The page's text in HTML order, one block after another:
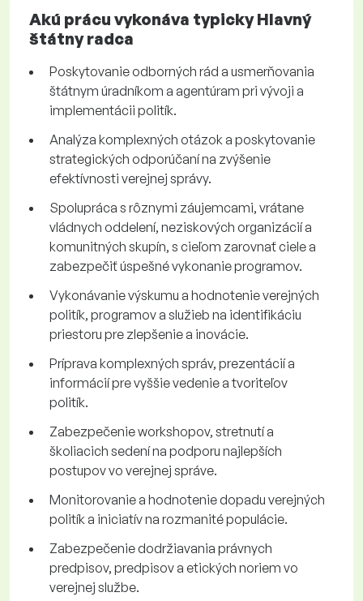
Akú prácu vykonáva typicky Hlavný
štátny radca
Poskytovanie odborných rád a usmerňovania
štátnym úradníkom a agentúram pri vývoji a
implementácii politík.
Analýza komplexných otázok a poskytovanie
strategických odporúčaní na zvýšenie
efektívnosti verejnej správy.
Spolupráca s rôznymi záujemcami, vrátane
vládnych oddelení, neziskových organizácií a
komunitných skupín, s cieľom zarovnať ciele a
zabezpečiť úspešné vykonanie programov.
Vykonávanie výskumu a hodnotenie verejných
politík, programov a služieb na identifikáciu
priestoru pre zlepšenie a inovácie.
Príprava komplexných správ, prezentácií a
informácií pre vyššie vedenie a tvoriteľov
politík.
Zabezpečenie workshopov, stretnutí a
školiacich sedení na podporu najlepších
postupov vo verejnej správe.
Monitorovanie a hodnotenie dopadu verejných
politík a iniciatív na rozmanité populácie.
Zabezpečenie dodržiavania právnych
predpisov, predpisov a etických noriem vo
verejnej službe.